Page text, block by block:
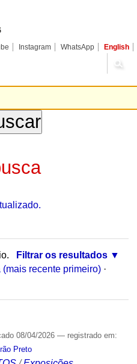
Instagram WhatsApp English
Filtrar os resultados
(mais recente primeiro) ·
08/04/2026 — registrado em:
Preto